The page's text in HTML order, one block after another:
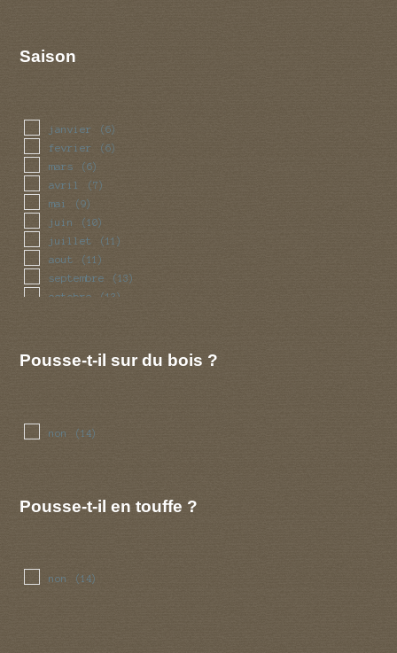
Saison
janvier (6)
fevrier (6)
mars (6)
avril (7)
mai (9)
juin (10)
juillet (11)
aout (11)
septembre (13)
octobre (13)
Pousse-t-il sur du bois ?
non (14)
Pousse-t-il en touffe ?
non (14)